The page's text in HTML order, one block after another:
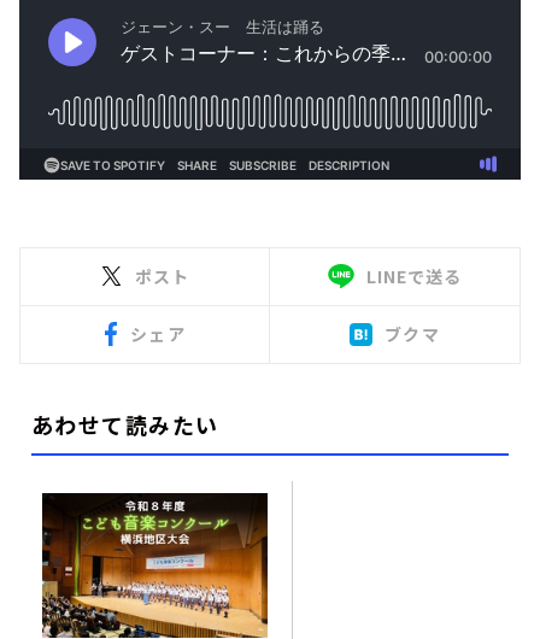
ポスト LINEで送る
シェア ブクマ
あわせて読みたい